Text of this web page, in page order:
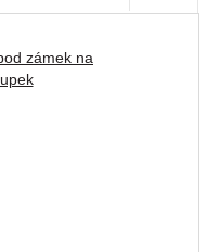
zámek na